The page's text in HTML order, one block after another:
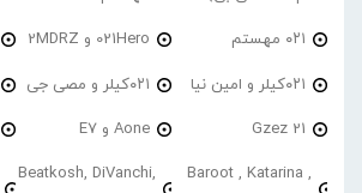
۰۲۱ مهستم 021Hero و 2MDRZ
۰۲۱کیلر و امین نیا ۰۲۱کیلر و مصی جی
21 Gzez Aone و E7
Baroot , Katarina ,
Beatkosh, DiVanchi,